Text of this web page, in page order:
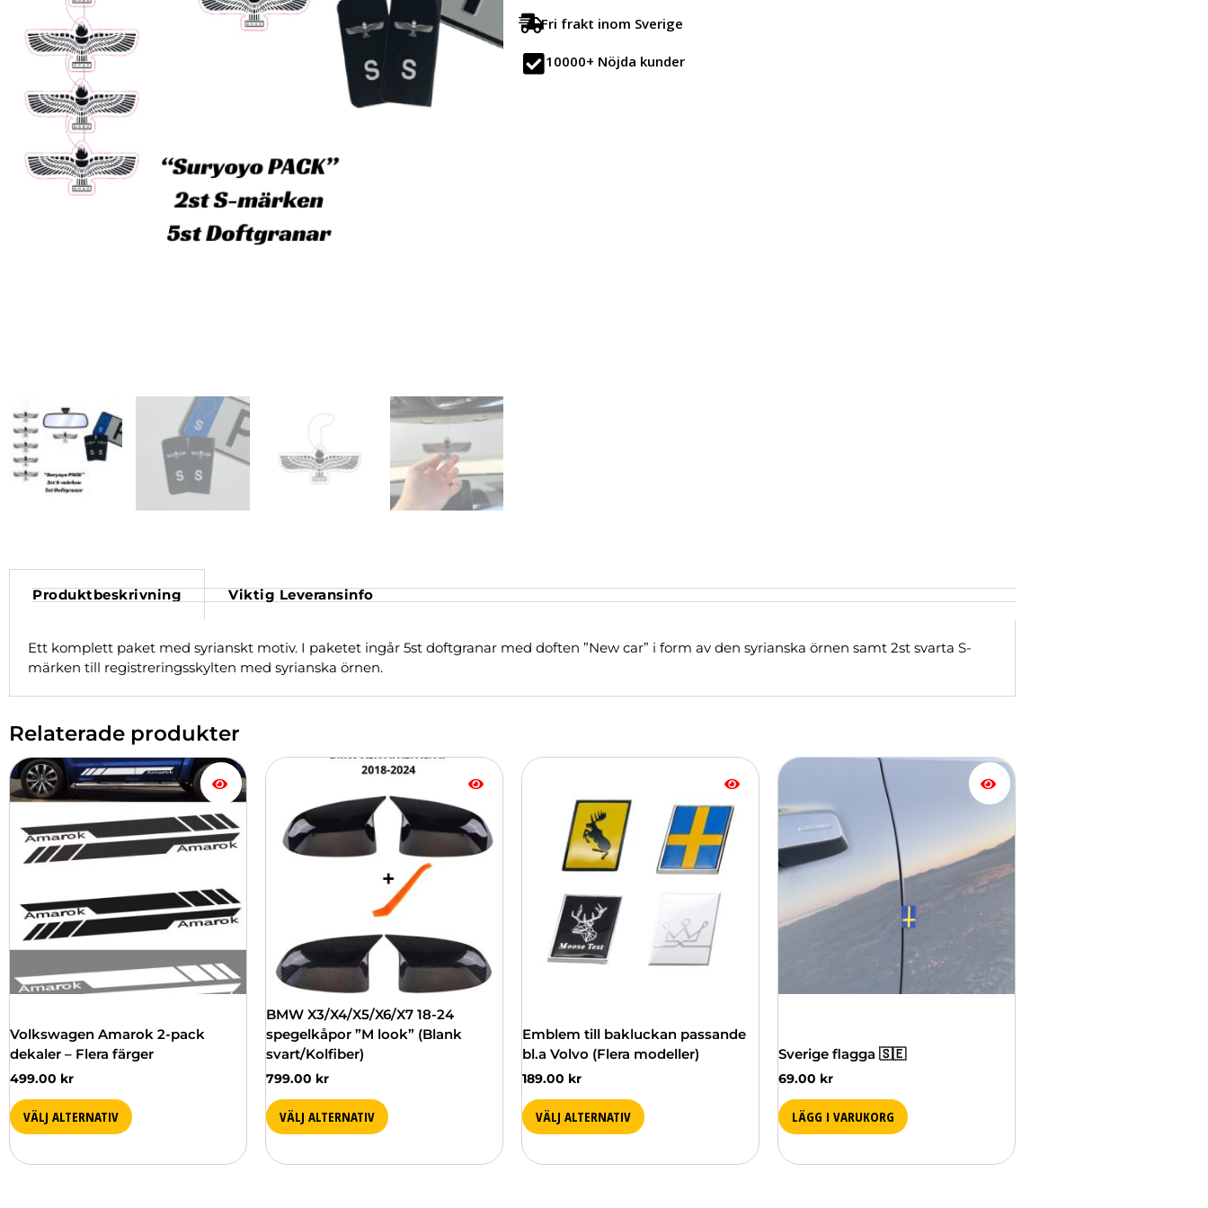
mängd
Fri frakt inom Sverige
10000+ Nöjda kunder
Produktbeskrivning Viktig Leveransinfo
Ett komplett paket med syrianskt motiv. I paketet ingår 5st doftgranar med doften ”New car” i form av den syrianska örnen samt 2st svarta S-
märken till registreringsskylten med syrianska örnen.
Relaterade produkter
Volkswagen Amarok 2-pack
dekaler – Flera färger
499.00 kr
VÄLJ ALTERNATIV
Den
här
produkten
har
flera
varianter.
olika
alternativen
kan
på
BMW X3/X4/X5/X6/X7 18-24
spegelkåpor ”M look” (Blank
svart/Kolfiber)
799.00 kr
VÄLJ ALTERNATIV
Den
produkten
har
flera
väljas
på
produktsidan
Emblem till bakluckan passande
bl.a Volvo (Flera modeller)
189.00 kr
VÄLJ ALTERNATIV
Den
produkten
varianter.
alternativen
väljas
Sverige flagga 🇸🇪
69.00 kr
LÄGG I VARUKORG